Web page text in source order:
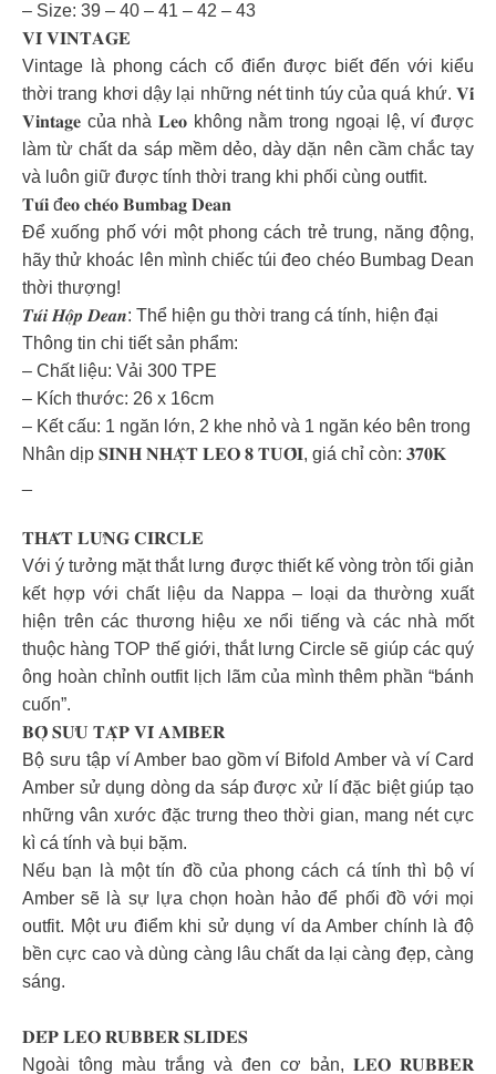
– Size: 39 – 40 – 41 – 42 – 43
𝐕𝐈́ 𝐕𝐈𝐍𝐓𝐀𝐆𝐄
Vintage là phong cách cổ điển được biết đến với kiểu
thời trang khơi dậy lại những nét tinh túy của quá khứ. 𝐕𝐢́
𝐕𝐢𝐧𝐭𝐚𝐠𝐞 của nhà 𝐋𝐞𝐨 không nằm trong ngoại lệ, ví được
làm từ chất da sáp mềm dẻo, dày dặn nên cầm chắc tay
và luôn giữ được tính thời trang khi phối cùng outfit.
𝐓𝐮́𝐢 đ𝐞𝐨 𝐜𝐡𝐞́𝐨 𝐁𝐮𝐦𝐛𝐚𝐠 𝐃𝐞𝐚𝐧
Để xuống phố với một phong cách trẻ trung, năng động,
hãy thử khoác lên mình chiếc túi đeo chéo Bumbag Dean
thời thượng!
𝑻𝒖́𝒊 𝑯𝒐̣̂𝒑 𝑫𝒆𝒂𝒏: Thể hiện gu thời trang cá tính, hiện đại
Thông tin chi tiết sản phẩm:
– Chất liệu: Vải 300 TPE
– Kích thước: 26 x 16cm
– Kết cấu: 1 ngăn lớn, 2 khe nhỏ và 1 ngăn kéo bên trong
Nhân dịp 𝐒𝐈𝐍𝐇 𝐍𝐇𝐀̣̂𝐓 𝐋𝐄𝐎 𝟖 𝐓𝐔𝐎̂̉𝐈, giá chỉ còn: 𝟑𝟕𝟎𝐊
𝐓𝐇𝐀̆́𝐓 𝐋𝐔̛𝐍𝐆 𝐂𝐈𝐑𝐂𝐋𝐄
Với ý tưởng mặt thắt lưng được thiết kế vòng tròn tối giản
kết hợp với chất liệu da Nappa – loại da thường xuất
hiện trên các thương hiệu xe nổi tiếng và các nhà mốt
thuộc hàng TOP thế giới, thắt lưng Circle sẽ giúp các quý
ông hoàn chỉnh outfit lịch lãm của mình thêm phần “bánh
cuốn”.
𝐁𝐎̣̂ 𝐒𝐔̛𝐔 𝐓𝐀̣̂𝐏 𝐕𝐈́ 𝐀𝐌𝐁𝐄𝐑
Bộ sưu tập ví Amber bao gồm ví Bifold Amber và ví Card
Amber sử dụng dòng da sáp được xử lí đặc biệt giúp tạo
những vân xước đặc trưng theo thời gian, mang nét cực
kì cá tính và bụi bặm.
Nếu bạn là một tín đồ của phong cách cá tính thì bộ ví
Amber sẽ là sự lựa chọn hoàn hảo để phối đồ với mọi
outfit. Một ưu điểm khi sử dụng ví da Amber chính là độ
bền cực cao và dùng càng lâu chất da lại càng đẹp, càng
sáng.
𝐃𝐄́𝐏 𝐋𝐄𝐎 𝐑𝐔𝐁𝐁𝐄𝐑 𝐒𝐋𝐈𝐃𝐄𝐒
Ngoài tông màu trắng và đen cơ bản, 𝐋𝐄𝐎 𝐑𝐔𝐁𝐁𝐄𝐑